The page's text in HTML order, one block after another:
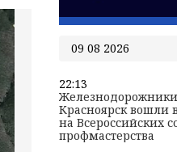
09 08 2026
22:13
Красноярск вошли
на Всероссийских
профмастерства